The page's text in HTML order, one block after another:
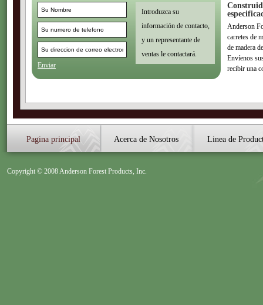
Anderson
carretes de
de madera
Envíenos
recibir una
Introduzca su
información de contacto,
y un representante de
ventas le contactará.
Enviar
Pagina principal Acerca de Nosotros Linea de
Copyright © 2008 Anderson Forest Products, Inc.